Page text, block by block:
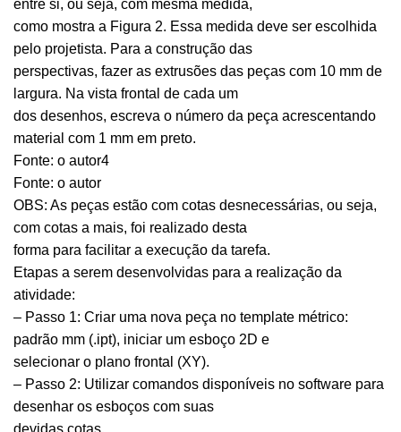
entre si, ou seja, com mesma medida,
como mostra a Figura 2. Essa medida deve ser escolhida
pelo projetista. Para a construção das
perspectivas, fazer as extrusões das peças com 10 mm de
largura. Na vista frontal de cada um
dos desenhos, escreva o número da peça acrescentando
material com 1 mm em preto.
Fonte: o autor4
Fonte: o autor
OBS: As peças estão com cotas desnecessárias, ou seja,
com cotas a mais, foi realizado desta
forma para facilitar a execução da tarefa.
Etapas a serem desenvolvidas para a realização da
atividade:
– Passo 1: Criar uma nova peça no template métrico:
padrão mm (.ipt), iniciar um esboço 2D e
selecionar o plano frontal (XY).
– Passo 2: Utilizar comandos disponíveis no software para
desenhar os esboços com suas
devidas cotas.